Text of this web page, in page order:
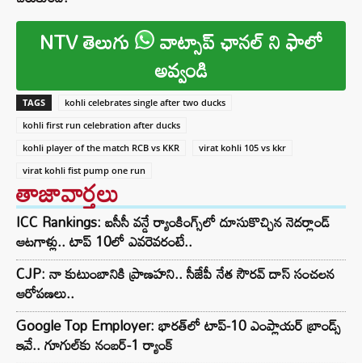
NTV తెలుగు వాట్సాప్ ఛానల్ ని ఫాలో
అవ్వండి
TAGS
kohli celebrates single after two ducks
kohli first run celebration after ducks
kohli player of the match RCB vs KKR
virat kohli 105 vs kkr
virat kohli fist pump one run
తాజావార్తలు
ICC Rankings: ఐసీసీ వన్డే ర్యాంకింగ్స్‌లో దూసుకొచ్చిన నెదర్లాండ్
ఆటగాళ్లు.. టాప్ 10లో ఎవరెవరంటే..
CJP: నా కుటుంబానికి ప్రాణహని.. సీజేపీ నేత సౌరవ్ దాస్ సంచలన
ఆరోపణలు..
Google Top Employer: భారత్‌లో టాప్-10 ఎంప్లాయర్ బ్రాండ్స్
ఇవే.. గూగుల్‌కు నంబర్-1 ర్యాంక్